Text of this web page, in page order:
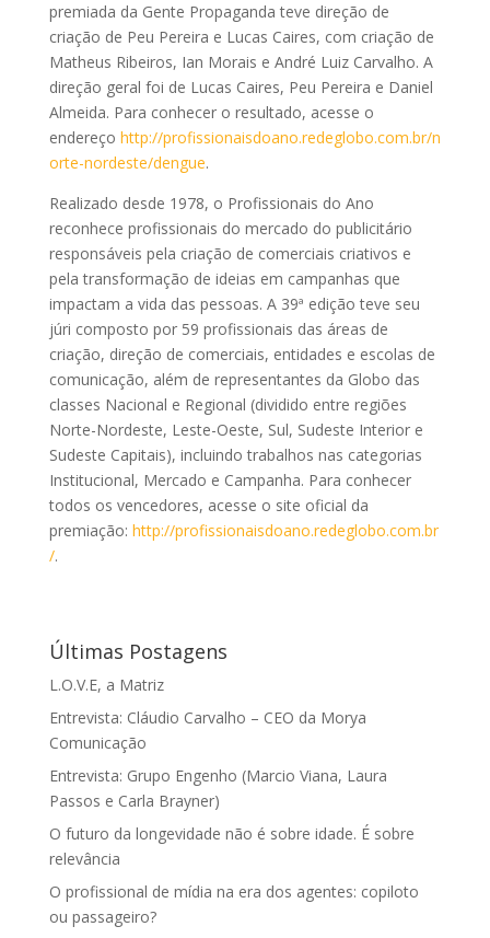
premiada da Gente Propaganda teve direção de
criação de Peu Pereira e Lucas Caires, com criação de
Matheus Ribeiros, Ian Morais e André Luiz Carvalho. A
direção geral foi de Lucas Caires, Peu Pereira e Daniel
Almeida. Para conhecer o resultado, acesse o
endereço http://profissionaisdoano.redeglobo.com.br/n
orte-nordeste/dengue.
Realizado desde 1978, o Profissionais do Ano
reconhece profissionais do mercado do publicitário
responsáveis pela criação de comerciais criativos e
pela transformação de ideias em campanhas que
impactam a vida das pessoas. A 39ª edição teve seu
júri composto por 59 profissionais das áreas de
criação, direção de comerciais, entidades e escolas de
comunicação, além de representantes da Globo das
classes Nacional e Regional (dividido entre regiões
Norte-Nordeste, Leste-Oeste, Sul, Sudeste Interior e
Sudeste Capitais), incluindo trabalhos nas categorias
Institucional, Mercado e Campanha. Para conhecer
todos os vencedores, acesse o site oficial da
premiação: http://profissionaisdoano.redeglobo.com.br
/.
Últimas Postagens
L.O.V.E, a Matriz
Entrevista: Cláudio Carvalho – CEO da Morya
Comunicação
Entrevista: Grupo Engenho (Marcio Viana, Laura
Passos e Carla Brayner)
O futuro da longevidade não é sobre idade. É sobre
relevância
O profissional de mídia na era dos agentes: copiloto
ou passageiro?